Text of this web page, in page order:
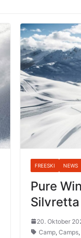
FREESKI NEWS
Pure
20. Oktober
Camp,Camps,